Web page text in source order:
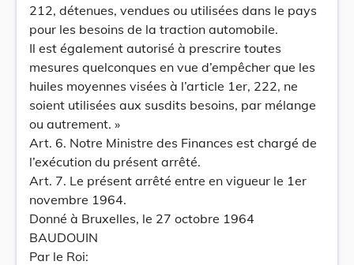
212, détenues, vendues ou utilisées dans le pays
pour les besoins de la traction automobile.
Il est également autorisé à prescrire toutes
mesures quelconques en vue d’empêcher que les
huiles moyennes visées à l’article 1er, 222, ne
soient utilisées aux susdits besoins, par mélange
ou autrement. »
Art. 6. Notre Ministre des Finances est chargé de
l’exécution du présent arrêté.
Art. 7. Le présent arrêté entre en vigueur le 1er
novembre 1964.
Donné à Bruxelles, le 27 octobre 1964
BAUDOUIN
Par le Roi: